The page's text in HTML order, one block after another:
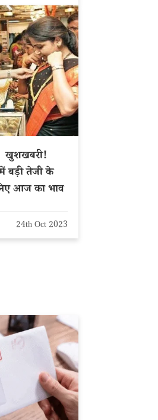
खुशखबरी!
बड़ी तेजी के
आज का भाव
24th Oct 2023